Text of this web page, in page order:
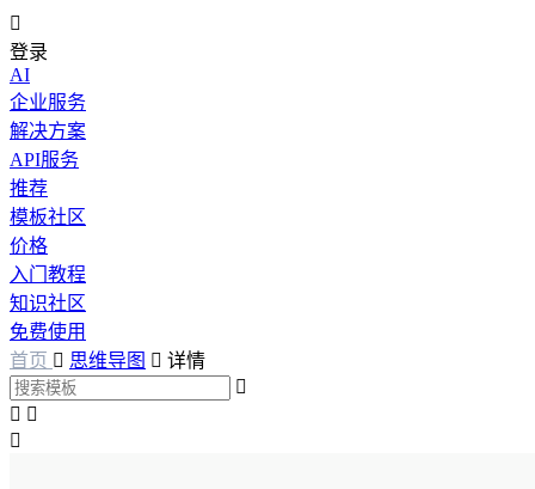

登录
AI
企业服务
解决方案
API服务
推荐
模板社区
价格
入门教程
知识社区
免费使用
首页  思维导图  详情

 
